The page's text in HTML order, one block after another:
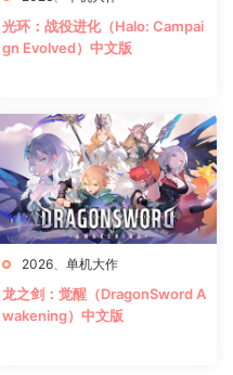
光环：战役进化（Halo: Campai
gn Evolved）中文版
2026 单机大作
龙之剑：觉醒（DragonSword A
wakening）中文版